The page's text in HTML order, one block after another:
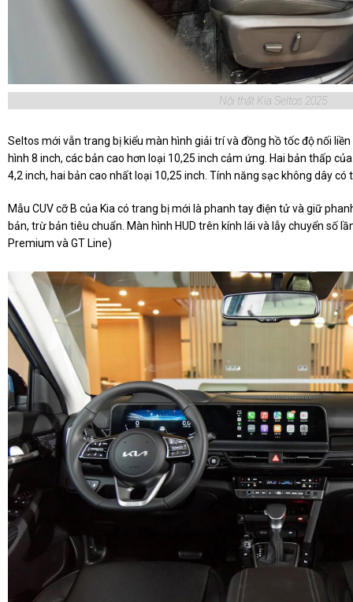
Nội thất Kia Seltos 2025
Seltos mới vẫn trang bị kiểu màn hình giải trí và đồng hồ tốc độ nối
hình 8 inch, các bản cao hơn loại 10,25 inch cảm ứng. Hai bản thấp
4,2 inch, hai bản cao nhất loại 10,25 inch. Tính năng sạc không dây
Mẫu CUV cỡ B của Kia có trang bị mới là phanh tay điện tử và giữ
bản, trừ bản tiêu chuẩn. Màn hình HUD trên kính lái và lẫy chuyển số
Premium và GT Line)